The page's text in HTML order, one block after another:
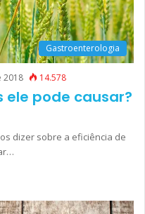
Gastroenterologia
2018 14.578
ele pode causar?
dizer sobre a eficiência de